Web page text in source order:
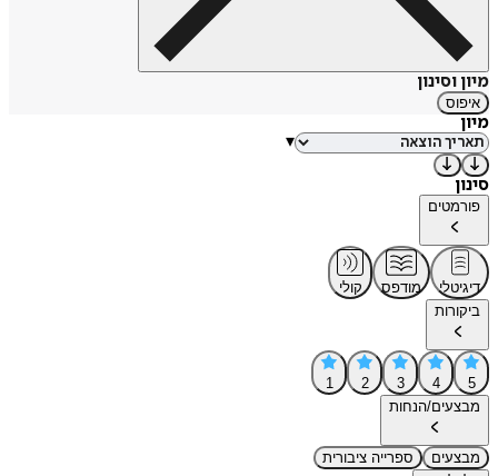
מיון וסינון
איפוס
מיון
▾
סינון
פורמטים
דיגיטלי מודפס
קולי
ביקורות
5
4
3
2
1
מבצעים/הנחות
מבצעים
ספרייה ציבורית